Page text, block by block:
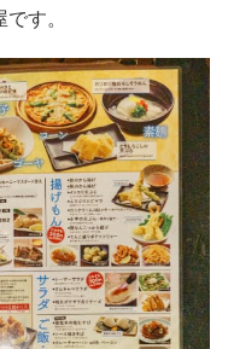
す。